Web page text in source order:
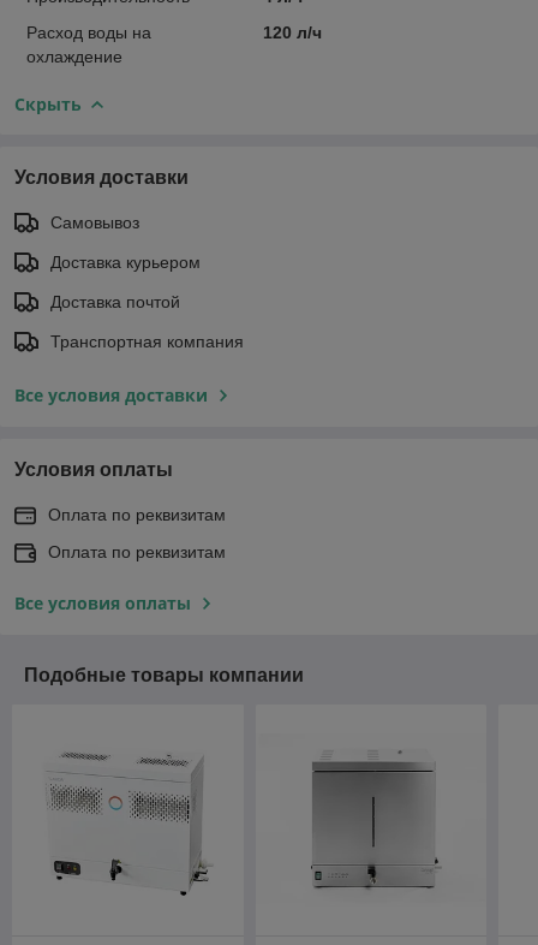
Расход воды на
охлаждение
120 л/ч
Скрыть
Условия доставки
Самовывоз
Доставка курьером
Доставка почтой
Транспортная компания
Все условия доставки
Условия оплаты
Оплата по реквизитам
Оплата по реквизитам
Все условия оплаты
Подобные товары компании